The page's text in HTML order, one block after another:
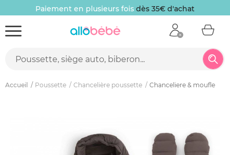
Paiement en plusieurs fois dès 35€ d'achat
Accueil Poussette Chancelière poussette Chanceliere & moufle